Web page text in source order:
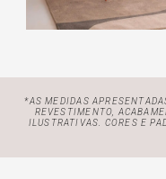
*AS MEDIDAS
REVESTIMENTO,
ILUSTRATIVAS. CORES E